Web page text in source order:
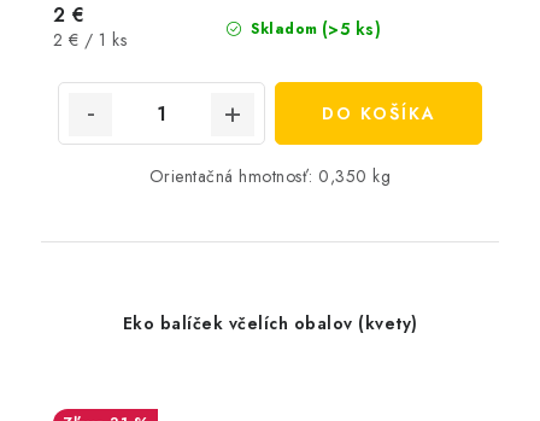
Skladom (>5 ks)
2 €
Jednotková
2 € / 1 ks
DO KOŠÍKA
Orientačná hmotnosť: 0,350 kg
Eko balíček včelích obalov (kvety)